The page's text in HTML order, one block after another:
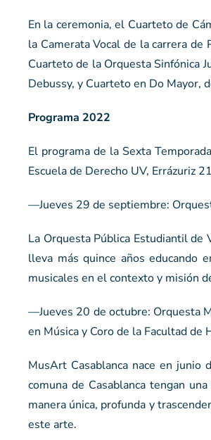
En la ceremonia, el Cuarteto de
la Camerata Vocal de la carrera
Cuarteto de la Orquesta Sinfónica
Debussy, y Cuarteto en Do Mayor,
Programa 2022
El programa de la Sexta
Escuela de Derecho UV, Errázuriz
—Jueves 29 de septiembre:
La Orquesta Pública Estudiantil de
lleva más quince años educando
musicales en el contexto y misión
—Jueves 20 de octubre: Orquesta
en Música y Coro de la Facultad de
MusArt Casablanca nace en
comuna de Casablanca tengan
manera única, profunda y
este arte.